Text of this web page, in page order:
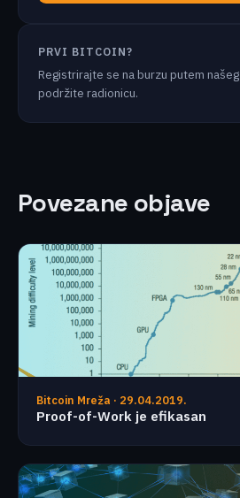
PRVI BITCOIN?
Registrirajte se na burzu putem našeg
podržite radionicu.
Povezane objave
Bitcoin Mreža · 29.04.2019.
Proof-of-Work je efikasan